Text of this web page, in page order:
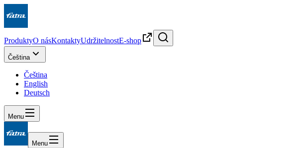
ProduktyO násKontaktyUdržitelnostE-shop
Čeština
Čeština
English
Deutsch
Menu
Menu